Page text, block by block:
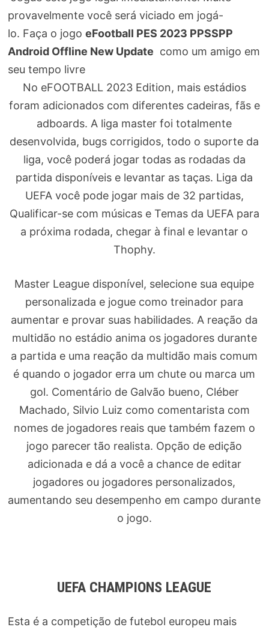
provavelmente você será viciado em jogá-
lo. Faça o jogo eFootball PES 2023 PPSSPP
Android Offline New Update como um amigo em
seu tempo livre
No eFOOTBALL 2023 Edition, mais estádios
foram adicionados com diferentes cadeiras, fãs e
adboards. A liga master foi totalmente
desenvolvida, bugs corrigidos, todo o suporte da
liga, você poderá jogar todas as rodadas da
partida disponíveis e levantar as taças. Liga da
UEFA você pode jogar mais de 32 partidas,
Qualificar-se com músicas e Temas da UEFA para
a próxima rodada, chegar à final e levantar o
Thophy.
Master League disponível, selecione sua equipe
personalizada e jogue como treinador para
aumentar e provar suas habilidades. A reação da
multidão no estádio anima os jogadores durante
a partida e uma reação da multidão mais comum
é quando o jogador erra um chute ou marca um
gol. Comentário de Galvão bueno, Cléber
Machado, Silvio Luiz como comentarista com
nomes de jogadores reais que também fazem o
jogo parecer tão realista. Opção de edição
adicionada e dá a você a chance de editar
jogadores ou jogadores personalizados,
aumentando seu desempenho em campo durante
o jogo.
UEFA CHAMPIONS LEAGUE
Esta é a competição de futebol europeu mais